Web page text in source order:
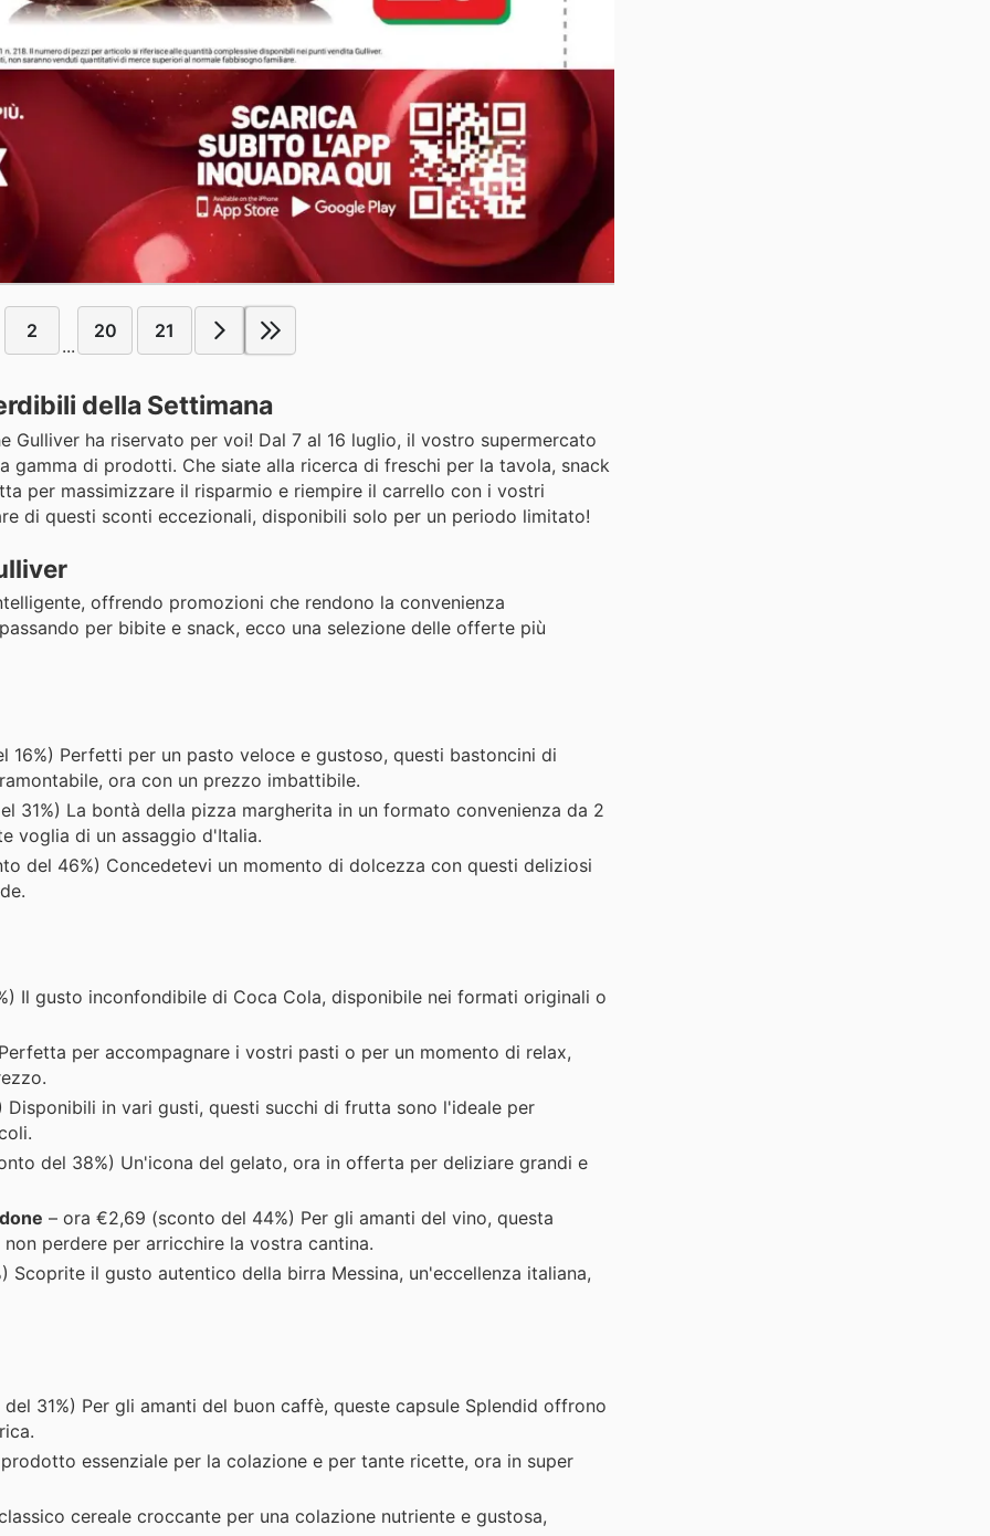
2
...
20 21
della Settimana
ha riservato per voi! Dal 7 al 16 luglio, il vostro supermercato
di prodotti. Che siate alla ricerca di freschi per la tavola, snack
per massimizzare il risparmio e riempire il carrello con i vostri
di questi sconti eccezionali, disponibili solo per un periodo limitato!
offrendo promozioni che rendono la convenienza
per bibite e snack, ecco una selezione delle offerte più
Perfetti per un pasto veloce e gustoso, questi bastoncini di
ora con un prezzo imbattibile.
31%) La bontà della pizza margherita in un formato convenienza da 2
voglia di un assaggio d'Italia.
del 46%) Concedetevi un momento di dolcezza con questi deliziosi
Il gusto inconfondibile di Coca Cola, disponibile nei formati originali o
per accompagnare i vostri pasti o per un momento di relax,
in vari gusti, questi succhi di frutta sono l'ideale per
del 38%) Un'icona del gelato, ora in offerta per deliziare grandi e
– ora €2,69 (sconto del 44%) Per gli amanti del vino, questa
perdere per arricchire la vostra cantina.
Scoprite il gusto autentico della birra Messina, un'eccellenza italiana,
31%) Per gli amanti del buon caffè, queste capsule Splendid offrono
essenziale per la colazione e per tante ricette, ora in super
cereale croccante per una colazione nutriente e gustosa,